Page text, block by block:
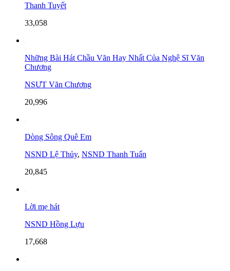
Thanh Tuyết
33,058
Những Bài Hát Chầu Văn Hay Nhất Của Nghệ Sĩ Văn
Chương
NSƯT Văn Chương
20,996
Dòng Sông Quê Em
NSND Lệ Thủy, NSND Thanh Tuấn
20,845
Lời mẹ hát
NSND Hồng Lựu
17,668